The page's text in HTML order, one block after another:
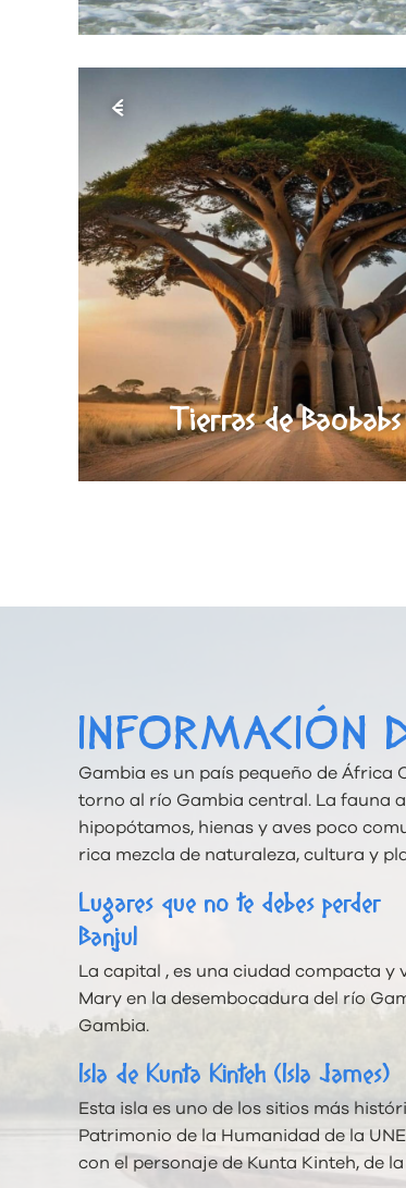
Tierras de Baobabs
€
INFORMACIÓN
Gambia es un país pequeño de África
torno al río Gambia central. La fauna
hipopótamos, hienas y aves poco
rica mezcla de naturaleza, cultura y
Lugares que no te debes perder
Banjul
La capital , es una ciudad compacta y
Mary en la desembocadura del río
Gambia.
Isla de Kunta Kinteh (Isla James)
Esta isla es uno de los sitios más
Patrimonio de la Humanidad de la
con el personaje de Kunta Kinteh, de